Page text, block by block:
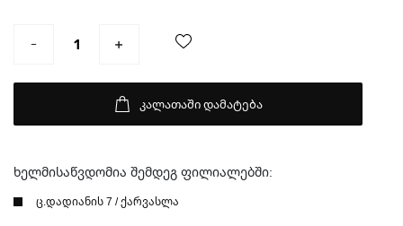
კალათაში დამატება
ხელმისაწვდომია შემდეგ ფილიალებში:
ც.დადიანის 7 / ქარვასლა